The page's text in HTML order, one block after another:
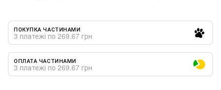
ПОКУПКА ЧАСТИНАМИ
3 платежі по 269.67 грн
ОПЛАТА ЧАСТИНАМИ
3 платежі по 269.67 грн